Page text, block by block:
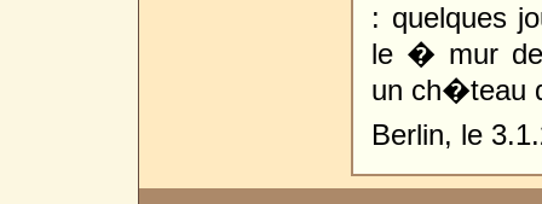
: quelques
le � mur
un ch�teau
Berlin, le